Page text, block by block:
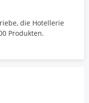
die Hotellerie
Produkten.